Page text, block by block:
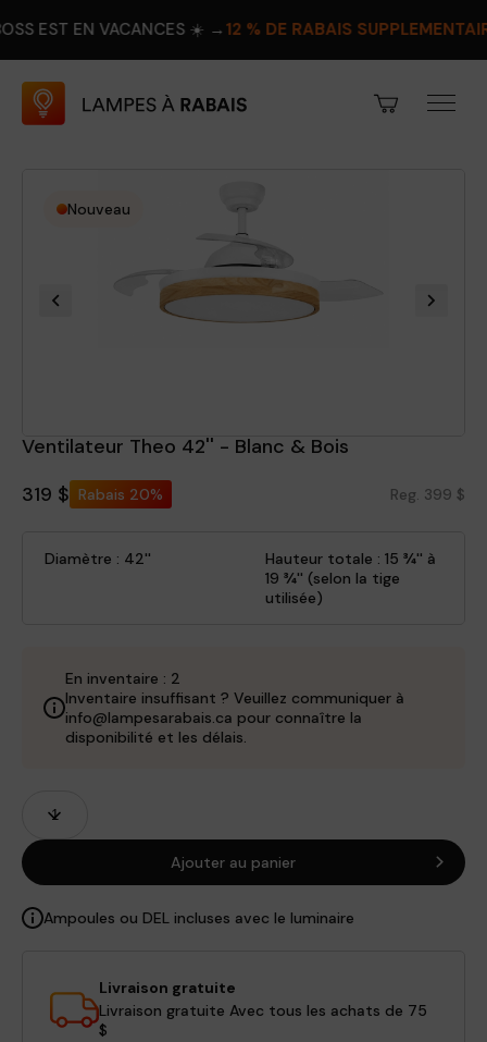
VACANCES ☀️ →12 % DE RABAIS SUPPLÉMENTAIRE
Nouveau
Ventilateur Theo 42'' - Blanc & Bois
319 $ Rabais 20% Reg. 399 $
Diamètre : 42''
Hauteur totale : 15 ¾'' à
19 ¾'' (selon la tige
utilisée)
En inventaire : 2
Inventaire insuffisant ? Veuillez communiquer à
info@lampesarabais.ca pour connaître la
disponibilité et les délais.
produits
Ajouter au panier
Ampoules ou DEL incluses avec le luminaire
Livraison gratuite
Livraison gratuite Avec tous les achats de 75
$